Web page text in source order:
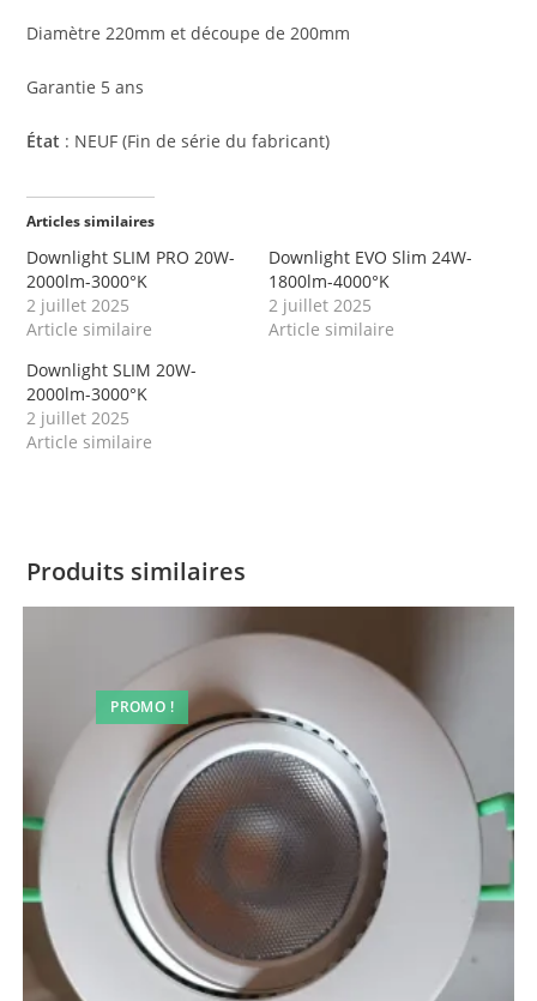
Diamètre 220mm et découpe de 200mm
Garantie 5 ans
État : NEUF (Fin de série du fabricant)
Articles similaires
Downlight SLIM PRO 20W-
2000lm-3000°K
2 juillet 2025
Article similaire
Downlight EVO Slim 24W-
1800lm-4000°K
2 juillet 2025
Article similaire
Downlight SLIM 20W-
2000lm-3000°K
2 juillet 2025
Article similaire
Produits similaires
PROMO !